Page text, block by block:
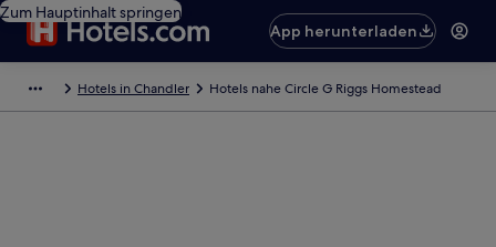
Zum Hauptinhalt springen
App herunterladen
Hotels in Chandler Hotels nahe Circle G Riggs Homestead